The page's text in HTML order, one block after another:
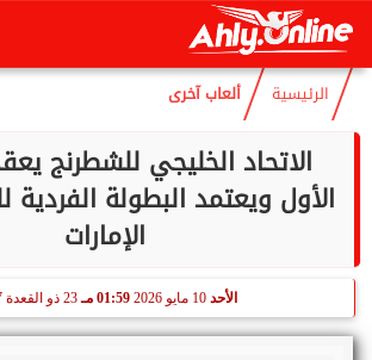
السبت
الرئيسية ألعاب آخرى
الاتحاد الخليجي للشطرنج
الأول ويعتمد البطولة
الإمارات
الأحد 10 مايو 2026 01:59 مـ 23 ذو القعدة 1447